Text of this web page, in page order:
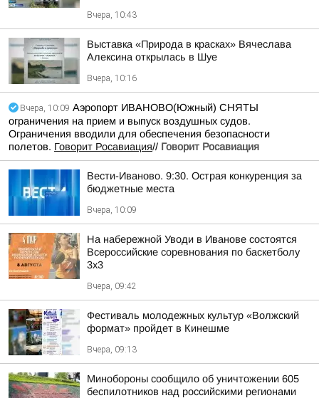
Вчера, 10:43
Выставка «Природа в красках» Вячеслава
Алексина открылась в Шуе
Вчера, 10:16
Вчера, 10:09 Аэропорт ИВАНОВО(Южный) СНЯТЫ
ограничения на прием и выпуск воздушных судов.
Ограничения вводили для обеспечения безопасности
полетов. Говорит Росавиация// Говорит Росавиация
Вести-Иваново. 9:30. Острая конкуренция за
бюджетные места
Вчера, 10:09
На набережной Уводи в Иванове состоятся
Всероссийские соревнования по баскетболу
3x3
Вчера, 09:42
Фестиваль молодежных культур «Волжский
формат» пройдет в Кинешме
Вчера, 09:13
Минобороны сообщило об уничтожении 605
беспилотников над российскими регионами